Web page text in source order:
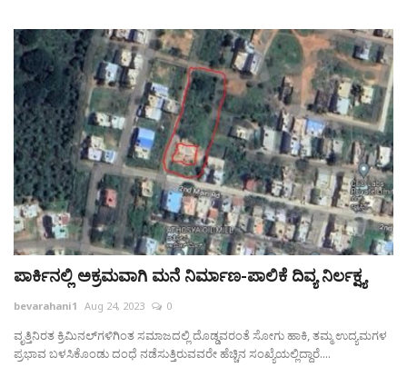
ಪಾರ್ಕಿನಲ್ಲಿ ಅಕ್ರಮವಾಗಿ ಮನೆ ನಿರ್ಮಾಣ-ಪಾಲಿಕೆ ದಿವ್ಯ ನಿರ್ಲಕ್ಷ್ಯ
bevarahani1 Aug 24, 2023 0
ವೃತ್ತಿನಿರತ ಕ್ರಿಮಿನಲ್‌ಗಳಿಗಿಂತ ಸಮಾಜದಲ್ಲಿ ದೊಡ್ಡವರಂತೆ ಸೋಗು ಹಾಕಿ, ತಮ್ಮ ಉದ್ಯಮಗಳ
ಪ್ರಭಾವ ಬಳಸಿಕೊಂಡು ದಂಧೆ ನಡೆಸುತ್ತಿರುವವರೇ ಹೆಚ್ಚಿನ ಸಂಖ್ಯೆಯಲ್ಲಿದ್ದಾರೆ....